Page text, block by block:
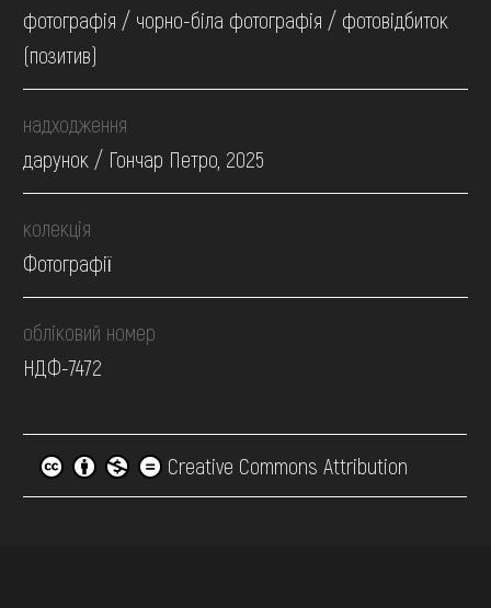
фотографія / чорно-біла фотографія / фотовідбиток
(позитив)
надходження
дарунок / Гончар Петро, 2025
колекція
Фотографії
обліковий номер
НДФ-7472
Creative Commons Attribution